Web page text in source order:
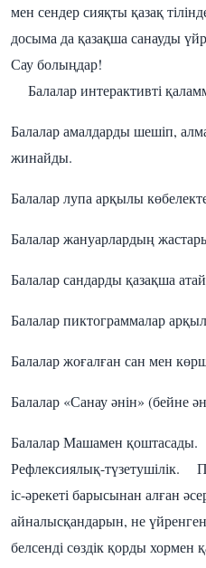
мен сендер сияқты қазақ
досыма да қазақша санауды
Сау болыңдар!
Балалар интерактивті
Балалар амалдарды шешіп,
жинайды.
Балалар лупа арқылы
Балалар жануарлардың
Балалар сандарды қазақша
Балалар пиктограммалар
Балалар жоғалған сан мен
Балалар «Санау әнін» (бейне
Балалар Машамен қоштасады.
Рефлексиялық-түзетушілік.
іс-әрекеті барысынан алған
айналысқандарын, не
белсенді сөздік қорды хормен